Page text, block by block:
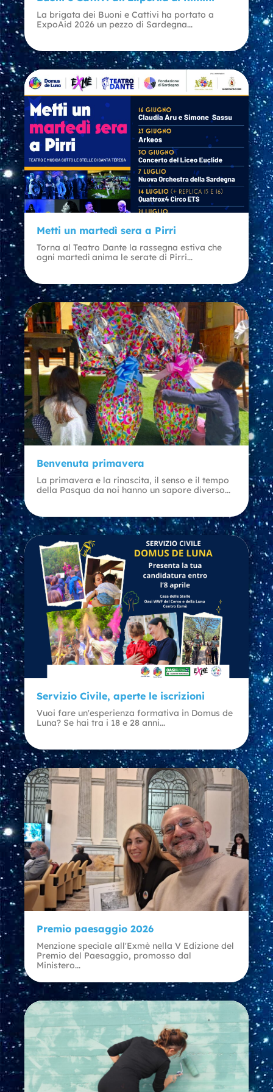
La brigata dei Buoni e Cattivi ha portato a
ExpoAid 2026 un pezzo di Sardegna...
Metti un martedì sera a Pirri
Torna al Teatro Dante la rassegna estiva che
ogni martedì anima le serate di Pirri...
Benvenuta primavera
La primavera e la rinascita, il senso e il tempo
della Pasqua da noi hanno un sapore diverso...
Servizio Civile, aperte le iscrizioni
Vuoi fare un'esperienza formativa in Domus de
Luna? Se hai tra i 18 e 28 anni...
Premio paesaggio 2026
Menzione speciale all'Exmè nella V Edizione del
Premio del Paesaggio, promosso dal
Ministero...